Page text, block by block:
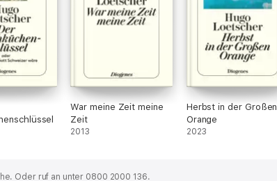
War meine Zeit meine
Zeit
2013
Herbst in der Großen
Orange
2023
Oder ruf an unter 0800 2000 136.